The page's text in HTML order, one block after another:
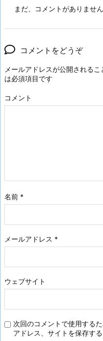
まだ、コメントがありません
コメントをどうぞ
メールアドレスが公開されるこ
は必須項目です
コメント
名前 *
メールアドレス *
ウェブサイト
次回のコメントで使用する
アドレス、サイトを保存する